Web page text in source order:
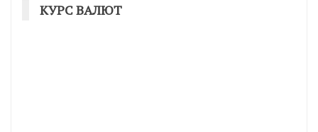
КУРС ВАЛЮТ